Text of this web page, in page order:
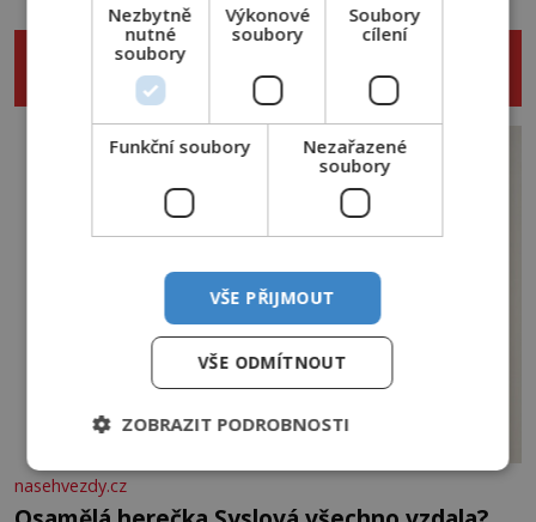
NENECHTE SI UJÍT DALŠÍ ZAJÍMAVÉ
ČLÁNKY
nasehvezdy.cz
Nezbytně
nutné
soubory
Výkonové
soubory
Soubory
cílení
Funkční soubory
Nezařazené
soubory
VŠE PŘIJMOUT
VŠE ODMÍTNOUT
ZOBRAZIT PODROBNOSTI